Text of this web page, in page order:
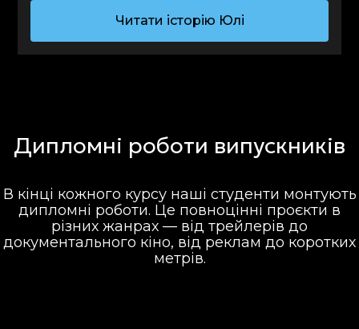
Читати історію Юлі
Дипломні роботи випускників
В кінці кожного курсу наші студенти монтують
дипломні роботи. Це повноцінні проєкти в
різних жанрах — від трейлерів до
документального кіно, від реклам до коротких
метрів.